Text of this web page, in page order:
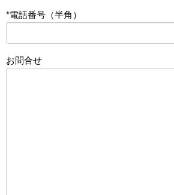
*電話番号（半角）
お問合せ